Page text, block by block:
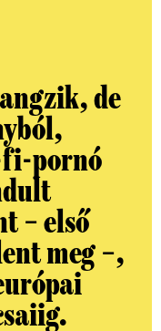
de
pornó
– első
meg –,